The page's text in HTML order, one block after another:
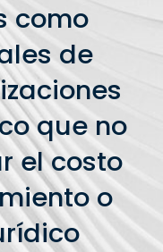
como
de
que no
el costo
o